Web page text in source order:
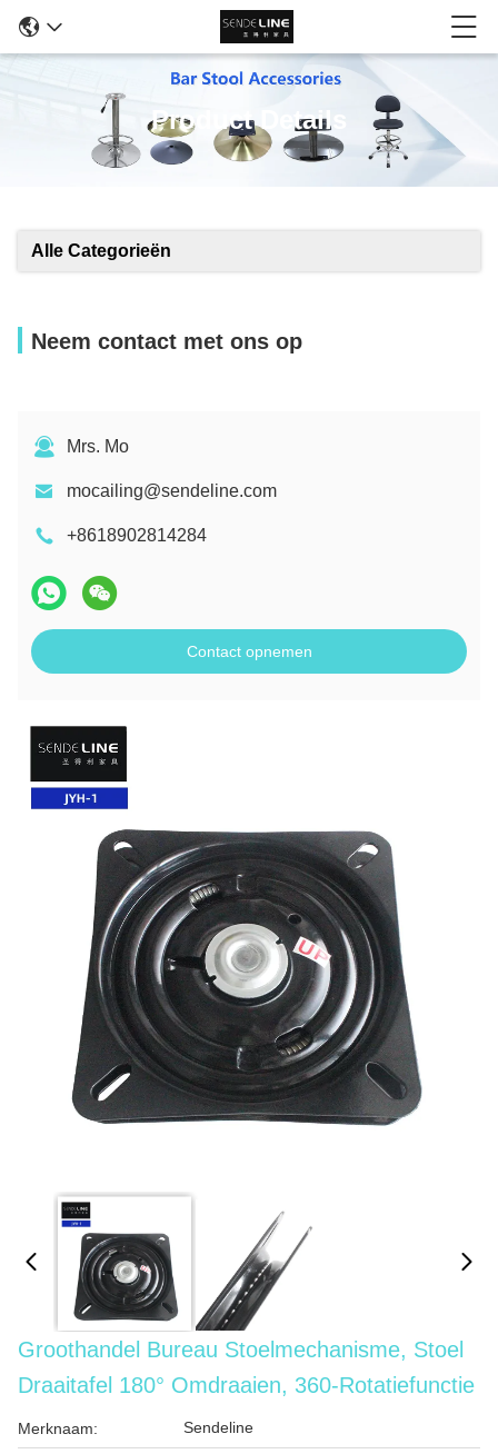
Product Details
Alle Categorieën
Neem contact met ons op
Mrs. Mo
mocailing@sendeline.com
+8618902814284
Contact opnemen
Groothandel Bureau Stoelmechanisme, Stoel
Draaitafel 180° Omdraaien, 360-Rotatiefunctie
Merknaam: Sendeline